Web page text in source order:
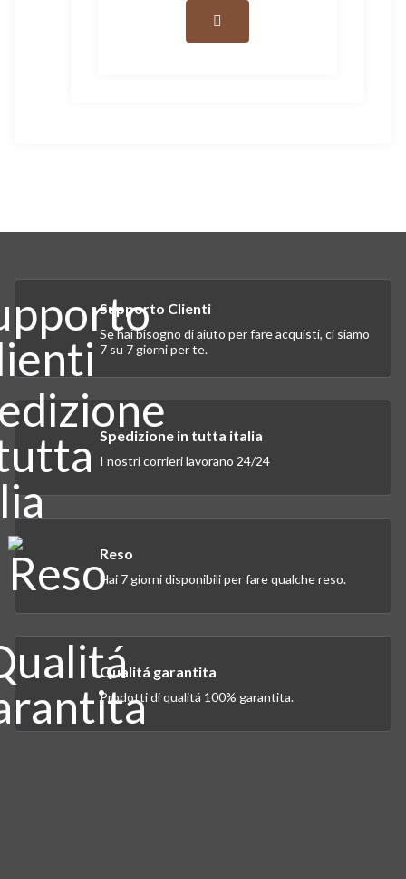
Supporto Clienti
Se hai bisogno di aiuto per fare acquisti, ci siamo
7 su 7 giorni per te.
Spedizione in tutta italia
I nostri corrieri lavorano 24/24
Reso
Hai 7 giorni disponibili per fare qualche reso.
Qualitá garantita
Prodotti di qualitá 100% garantita.